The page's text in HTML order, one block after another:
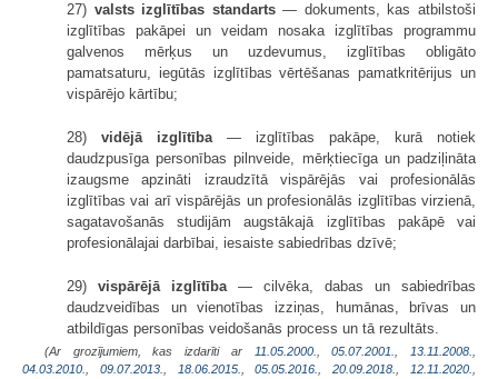
27) valsts izglītības standarts— dokuments, kas atbilstoši
izglītības pakāpei un veidam nosaka izglītības programmu
galvenos mērķus un uzdevumus, izglītības obligāto
pamatsaturu, iegūtās izglītības vērtēšanas pamatkritērijus un
vispārējo kārtību;
28) vidējā izglītība— izglītības pakāpe, kurā notiek
daudzpusīga personības pilnveide, mērķtiecīga un padziļināta
izaugsme apzināti izraudzītā vispārējās vai profesionālās
izglītības vai arī vispārējās un profesionālās izglītības virzienā,
sagatavošanās studijām augstākajā izglītības pakāpē vai
profesionālajai darbībai, iesaiste sabiedrības dzīvē;
29) vispārējā izglītība— cilvēka, dabas un sabiedrības
daudzveidības un vienotības izziņas, humānas, brīvas un
atbildīgas personības veidošanās process un tā rezultāts.
(Ar grozījumiem, kas izdarīti ar 11.05.2000. ,05.07.2001. 13.11.2008.
04.03.2010.
09.07.2013. 18.06.2015. ,05.05.2016. ,20.09.2018. 12.11.2020.